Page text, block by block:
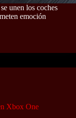
unen los coches
emoción
Xbox One